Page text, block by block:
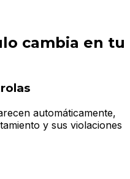
cambia en tu
automáticamente,
y sus violaciones